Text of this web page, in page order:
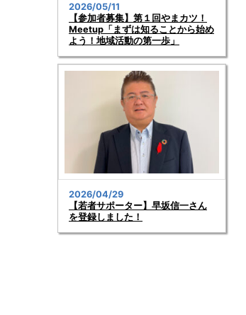
2026/05/11
【参加者募集】第１回やまカツ！
Meetup「まずは知ることから始め
よう！地域活動の第一歩」
2026/04/29
【若者サポーター】早坂信一さん
を登録しました！